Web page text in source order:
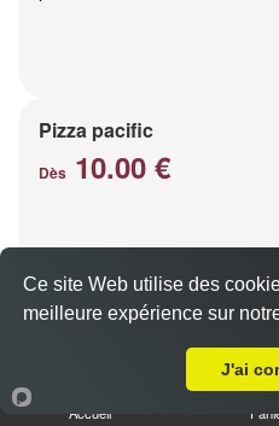
Pizza pacific
Dès 10.00 €
Accueil
Ce site Web utilise des
meilleure expérience sur
J'ai